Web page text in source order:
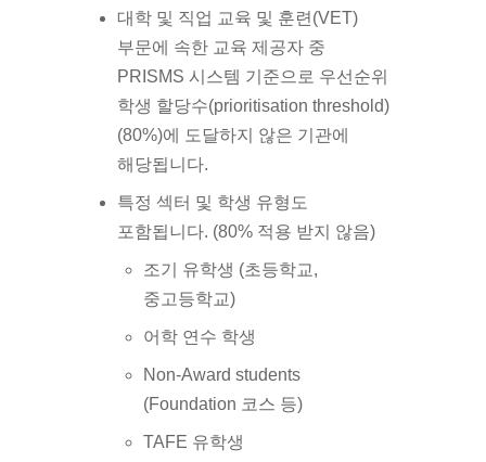
대학 및 직업 교육 및 훈련(VET)
부문에 속한 교육 제공자 중
PRISMS 시스템 기준으로 우선순위
학생 할당수(prioritisation threshold)
(80%)에 도달하지 않은 기관에
해당됩니다.
특정 섹터 및 학생 유형 도
포함됩니다. (80% 적용 받지 않음)
조기 유학생 (초등학교,
중고등학교)
어학 연수 학생
Non-Award students
(Foundation 코스 등)
TAFE 유학생